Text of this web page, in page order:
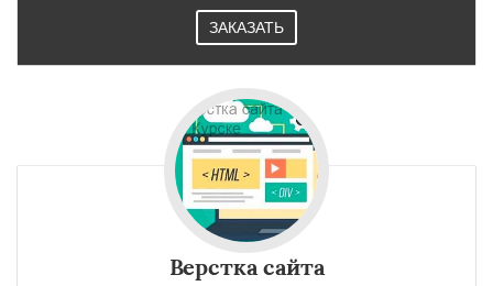
ЗАКАЗАТЬ
Верстка сайта